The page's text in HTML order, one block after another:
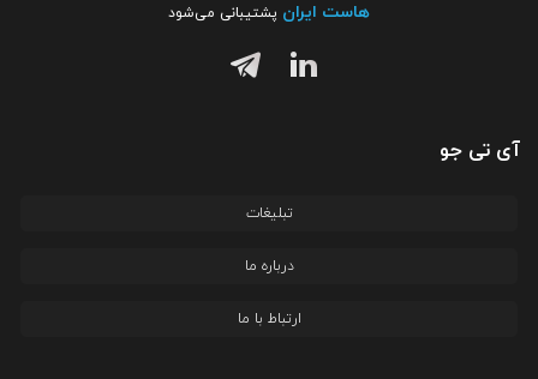
هاست ایران پشتیبانی می‌شود
آی تی جو
تبلیغات
درباره ما
ارتباط با ما